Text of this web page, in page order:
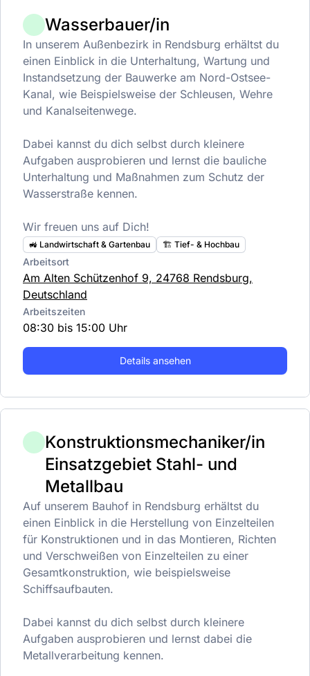
Wasserbauer/in
In unserem Außenbezirk in Rendsburg erhältst du
einen Einblick in die Unterhaltung, Wartung und
Instandsetzung der Bauwerke am Nord-Ostsee-
Kanal, wie Beispielsweise der Schleusen, Wehre
und Kanalseitenwege.
Dabei kannst du dich selbst durch kleinere
Aufgaben ausprobieren und lernst die bauliche
Unterhaltung und Maßnahmen zum Schutz der
Wasserstraße kennen.
Wir freuen uns auf Dich!
🚜 Landwirtschaft & Gartenbau 🏗️ Tief- & Hochbau
Arbeitsort
Am Alten Schützenhof 9, 24768 Rendsburg,
Deutschland
Arbeitszeiten
08:30 bis 15:00 Uhr
Details ansehen
Konstruktionsmechaniker/in
Einsatzgebiet Stahl- und
Metallbau
Auf unserem Bauhof in Rendsburg erhältst du
einen Einblick in die Herstellung von Einzelteilen
für Konstruktionen und in das Montieren, Richten
und Verschweißen von Einzelteilen zu einer
Gesamtkonstruktion, wie beispielsweise
Schiffsaufbauten.
Dabei kannst du dich selbst durch kleinere
Aufgaben ausprobieren und lernst dabei die
Metallverarbeitung kennen.